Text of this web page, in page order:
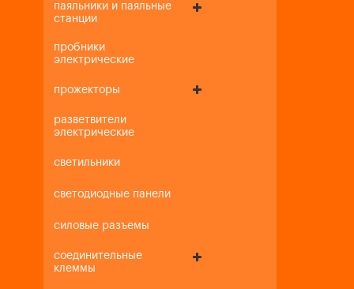
паяльники и паяльные
станции
пробники
электрические
прожекторы
разветвители
электрические
светильники
светодиодные панели
силовые разъемы
соединительные
клеммы